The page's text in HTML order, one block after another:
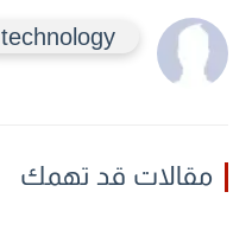
technology
مقالات قد تهمك